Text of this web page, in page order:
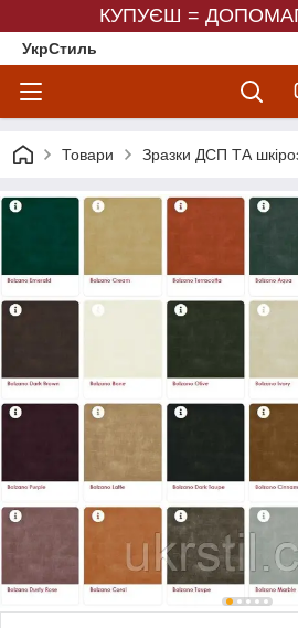
КУПУЄШ =
УкрСтиль
Товари Зразки ДСП ТА